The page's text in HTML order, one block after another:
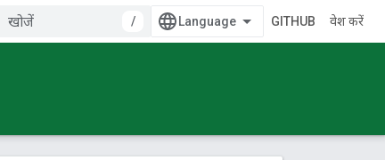
/ GITHUB प्रवेश करें